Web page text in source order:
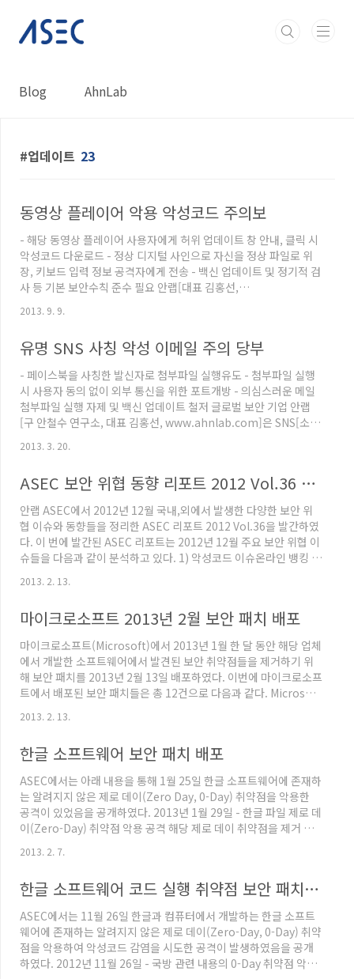
Blog AhnLab
업데이트 23
동영상 플레이어 악용 악성코드 주의보
- 해당 동영상 플레이어 사용자에게 허위 업데이트 창 안내, 클릭 시
악성코드 다운로드 - 정상 디지털 사인으로 자신을 정상 파일로 위
장, 키보드 입력 정보 공격자에게 전송 - 백신 업데이트 및 정기적 검
사 등 기본 보안수칙 준수 필요 안랩[대표 김홍선,
영상 플레이어 프로그램을 악용한 악성코드 유포가 발견되어 사용
는 특정 동영상 플레이어의 최신 버전을 위장[보충자료 1 참조]해 해
당 동영상 플레이어의 업데이트 기능을 악용하는 것으로 추정된다.
먼저, 해당 프로그램 사용자에게 새로운 버전으로 업데이트하라는
허위 알림 창이 나타난다. 사용자가 이를 무심코 클릭하면, 업데이..
2013. 9. 9.
유명 SNS 사칭 악성 이메일 주의 당부
- 페이스북을 사칭한 발신자로 첨부파일 실행유도 - 첨부파일 실행
시 사용자 동의 없이 외부 통신을 위한 포트개방 - 의심스러운 메일
첨부파일 실행 자제 및 백신 업데이트 철저 글로벌 보안 기업 안랩
[구 안철수 연구소, 대표 김홍선, www.ahnlab.com]은 SNS[소셜
폼 페이스북 알림메일을 사칭한 악성메일이 발견되어 사용자 주의
신호에 따르면 ‘당신과 함께 찍은 사진을 업로드 했다[ALFRED
SHERMAN added a new photo with you to the album]’라는
제목의 이 악성메일의 발신자는 자세한 주소 없이 ‘Facebook’으로
만 표시되어 있..
2013. 3. 20.
ASEC 보안 위협 동향 리포트 2012 Vol.36 발간
안랩 ASEC에서 2012년 12월 국내,외에서 발생한 다양한 보안 위
협 이슈와 동향들을 정리한 ASEC 리포트 2012 Vol.36을 발간하였
다. 이 번에 발간된 ASEC 리포트는 2012년 12월 주요 보안 위협 이
슈들을 다음과 같이 분석하고 있다. 1) 악성코드 이슈온라인 뱅킹 트
노리는 악성코드악성코드의 3단 콤보 공격온라인 게임핵 변종 악성
한 악성코드과다 트래픽을 발생시키는 악성코드상품권 번호 탈취하
는 온라인 게임핵 악성코드Xerox WorkCentre를 사칭한 악성 메
일Facebook을 사칭한 악성 e-mail 주의 2) 모바일 악성코드 이슈
국내 스마트폰 사용자를 ..
2013. 2. 13.
마이크로소프트 2013년 2월 보안 패치 배포
마이크로소프트(Microsoft)에서 2013년 1월 한 달 동안 해당 업체
에서 개발한 소프트웨어에서 발견된 보안 취약점들을 제거하기 위
해 보안 패치를 2013년 2월 13일 배포하였다. 이번에 마이크로소프
트에서 배포된 보안 패치들은 총 12건으로 다음과 같다. Microsoft
안 업데이트 (2792100) Microsoft Security Bulletin MS13-
Could Allow Remote Code Execution (2797052) Microsoft
Security Bulletin MS13-011 - 긴..
2013. 2. 13.
한글 소프트웨어 보안 패치 배포
ASEC에서는 아래 내용을 통해 1월 25일 한글 소프트웨어에 존재하
는 알려지지 않은 제로 데이(Zero Day, 0-Day) 취약점을 악용한
공격이 있었음을 공개하였다. 2013년 1월 29일 - 한글 파일 제로 데
이(Zero-Day) 취약점 악용 공격 해당 제로 데이 취약점을 제거 할
다. 이 번 보안 패치에 영향을 받는 한글 소프트웨어 버전은 다음과
한글 2002SE한글 2004 한글 2005 한글 2007 한글 2010 SE 해당
보안 패치는 한글과 컴퓨터 웹 사이트를 통해 보안 패치를 업데이트
할 수 있으며, 아래 이미지와 같이 [한컴 자동 업데이트]를 실행해서
도..
2013. 2. 7.
한글 소프트웨어 코드 실행 취약점 보안 패치 배포
ASEC에서는 11월 26일 한글과 컴퓨터에서 개발하는 한글 소프트
웨어에 존재하는 알려지지 않은 제로 데이(Zero-Day, 0-Day) 취약
점을 악용하여 악성코드 감염을 시도한 공격이 발생하였음을 공개
하였다. 2012년 11월 26일 - 국방 관련 내용의 0-Day 취약점 악용